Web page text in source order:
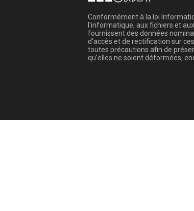
Conformément à la loi
l'informatique, aux fichiers et
fournissent des données
d'accès et de rectification sur
toutes précautions afin de
qu'elles ne soient déformées,